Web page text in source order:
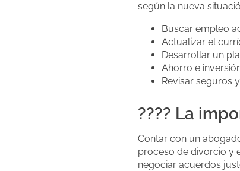
según la nueva
Buscar empleo
Actualizar el
Desarrollar un
Ahorro e
Revisar seguros
???? La
Contar con un
proceso de divorcio y
negociar acuerdos